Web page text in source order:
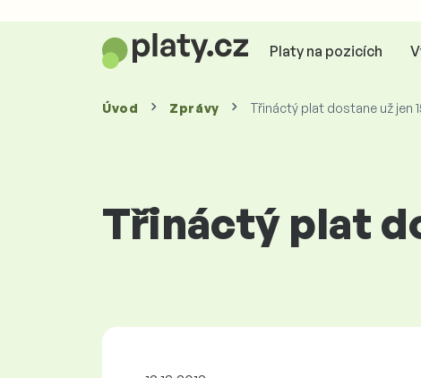
Platy na pozicích
Úvod Zprávy Třináctý plat dostane už jen
Třináctý plat